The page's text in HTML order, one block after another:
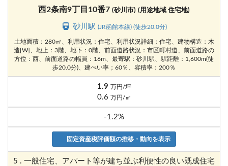
西2条南9丁目10番7 (砂川市) (用途地域 住宅地)
砂川駅(JR函館本線) (徒歩20.0分)
土地面積：280㎡、利用状況：住宅、利用状況詳細：住宅、建物構造：木
造[W]、地上：3階、地下：0階、前面道路状況：市区町村道、前面道路の
方位：西、前面道路の幅員：16m、最寄駅：砂川駅、駅距離：1,600m(徒
歩20.0分)、建ぺい率；60％、容積率：200％
1.9 万円/坪
0.6 万円/㎡
-1.2%
固定資産税評価額の推移・動向を表示
5 . 一般住宅、アパート等が建ち並ぶ利便性の良い既成住宅